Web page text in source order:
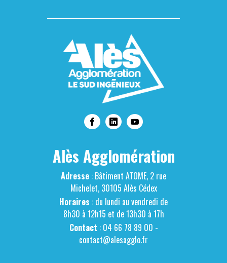
Alès Agglomération
Adresse : Bâtiment ATOME, 2 rue
Michelet, 30105 Alès Cédex
Horaires : du lundi au vendredi de
8h30 à 12h15 et de 13h30 à 17h
Contact : 04 66 78 89 00 -
contact@alesagglo.fr